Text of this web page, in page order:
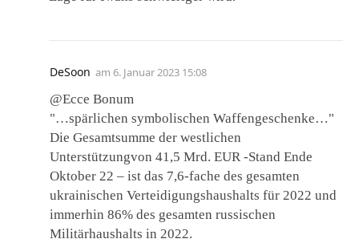
DeSoon am 6. Januar 2023 15:08
@Ecce Bonum
"…spärlichen symbolischen Waffengeschenke…"
Die Gesamtsumme der westlichen
Unterstützungvon 41,5 Mrd. EUR -Stand Ende
Oktober 22 – ist das 7,6-fache des gesamten
ukrainischen Verteidigungshaushalts für 2022 und
immerhin 86% des gesamten russischen
Militärhaushalts in 2022.